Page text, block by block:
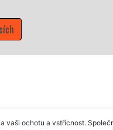
vaši ochotu a vstřícnost.